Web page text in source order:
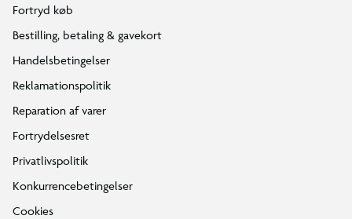
Fortryd køb
Bestilling, betaling & gavekort
Handelsbetingelser
Reklamationspolitik
Reparation af varer
Fortrydelsesret
Privatlivspolitik
Konkurrencebetingelser
Cookies